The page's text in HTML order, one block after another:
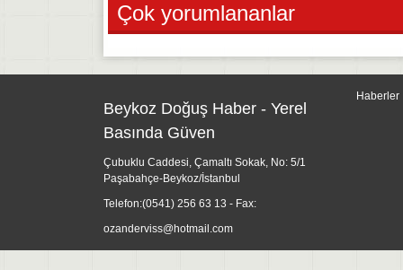
Çok yorumlananlar
Beykoz Doğuş Haber - Yerel
Basında Güven
Çubuklu Caddesi, Çamaltı Sokak, No: 5/1
Paşabahçe-Beykoz/İstanbul
Telefon:(0541) 256 63 13 - Fax:
ozanderviss@hotmail.com
Haberler